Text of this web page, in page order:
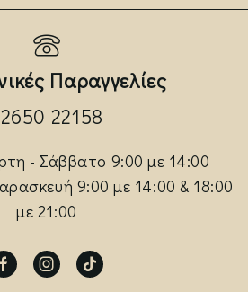
Παραγγελίες
22158
- Σάββατο 9:00 με 14:00
9:00 με 14:00 & 18:00
με 21:00
FacebookInstagram
Tik-